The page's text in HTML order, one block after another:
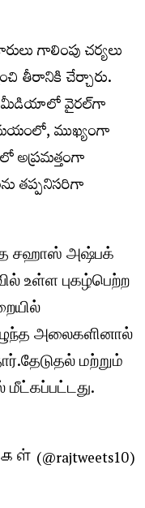
గాలింపు చర్యలు
తీరానికి చేర్చారు.
మీడియాలో వైరల్‌గా
ముఖ్యంగా
అప్రమత్తంగా
తప్పనిసరిగా
சஹாஸ் அஷ்பக்
உள்ள புகழ்பெற்ற
அலைகளினால்
மற்றும்
மீட்கப்பட்டது.
(@rajtweets10)